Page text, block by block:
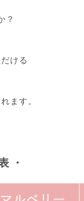
？
ける
ます。
・